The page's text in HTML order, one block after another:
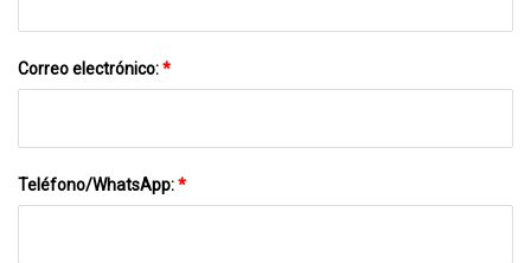
Correo electrónico:*
Teléfono/WhatsApp:*